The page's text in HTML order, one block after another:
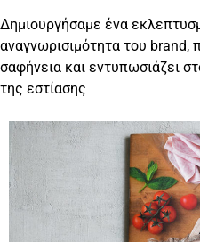
Δημιουργήσαμε ένα
αναγνωρισιμότητα του brand,
σαφήνεια και εντυπωσιάζει
της εστίασης